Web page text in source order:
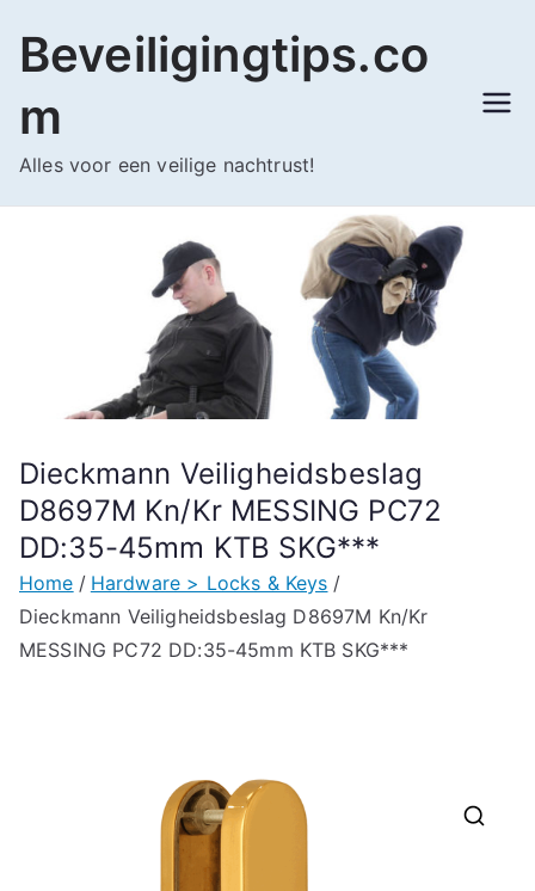
naar
inhoud
Beveiligingtips.co
m
Alles voor een veilige nachtrust!
Dieckmann Veiligheidsbeslag
D8697M Kn/Kr MESSING PC72
DD:35-45mm KTB SKG***
Home
Hardware > Locks & Keys
Dieckmann Veiligheidsbeslag D8697M Kn/Kr
MESSING PC72 DD:35-45mm KTB SKG***